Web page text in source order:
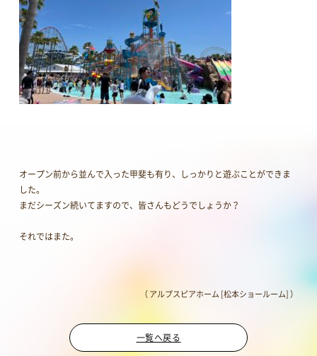
オープン前から並んで入った甲斐も有り、しっかりと遊ぶことができま
した。
まだシーズン続いてますので、皆さんもどうでしょうか？
それではまた。
（ アルプスピアホーム [松本ショールーム] ）
一覧へ戻る